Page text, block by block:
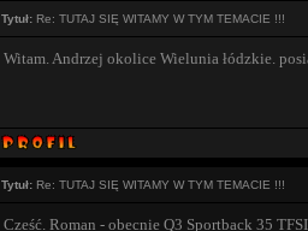
Tytuł: Re: TUTAJ SIĘ WITAMY W TYM TEMACIE !!!
Witam. Andrzej okolice Wielunia łódzkie.
Tytuł: Re: TUTAJ SIĘ WITAMY W TYM TEMACIE !!!
Cześć. Roman - obecnie Q3 Sportback 35